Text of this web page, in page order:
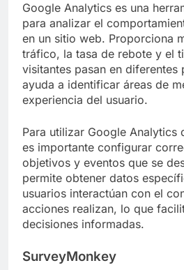
Google Analytics es una
para analizar el
en un sitio web. Proporciona
tráfico, la tasa de rebote y el
visitantes pasan en diferentes
ayuda a identificar áreas de
experiencia del usuario.
Para utilizar Google Analytics
es importante configurar
objetivos y eventos que se
permite obtener datos
usuarios interactúan con el
acciones realizan, lo que
decisiones informadas.
SurveyMonkey